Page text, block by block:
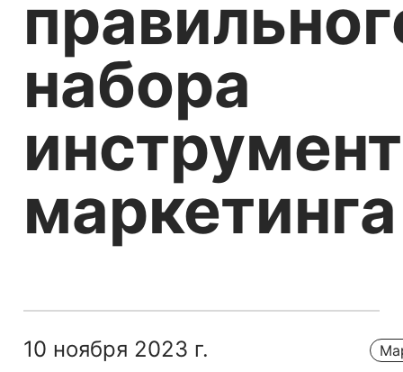
набора
маркетинга
10 ноября 2023 г.